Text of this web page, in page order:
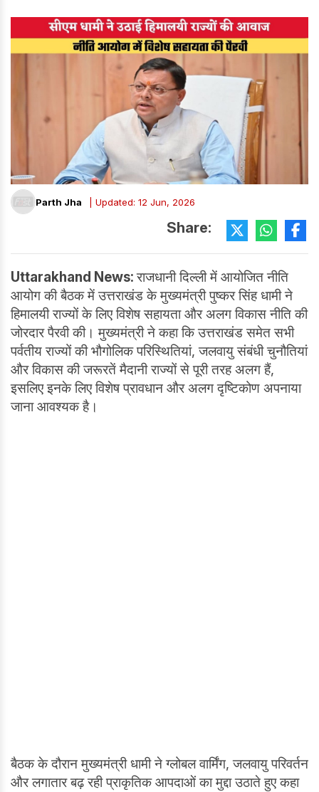
Parth Jha | Updated: 12 Jun, 2026
Share:
Uttarakhand News:राजधानी दिल्ली में आयोजित नीति
आयोग की बैठक में उत्तराखंड के मुख्यमंत्री पुष्कर सिंह धामी ने
हिमालयी राज्यों के लिए विशेष सहायता और अलग विकास नीति की
जोरदार पैरवी की। मुख्यमंत्री ने कहा कि उत्तराखंड समेत सभी
पर्वतीय राज्यों की भौगोलिक परिस्थितियां, जलवायु संबंधी चुनौतियां
और विकास की जरूरतें मैदानी राज्यों से पूरी तरह अलग हैं,
इसलिए इनके लिए विशेष प्रावधान और अलग दृष्टिकोण अपनाया
जाना आवश्यक है।
बैठक के दौरान मुख्यमंत्री धामी ने ग्लोबल वार्मिंग, जलवायु परिवर्तन
और लगातार बढ़ रही प्राकृतिक आपदाओं का मुद्दा उठाते हुए कहा